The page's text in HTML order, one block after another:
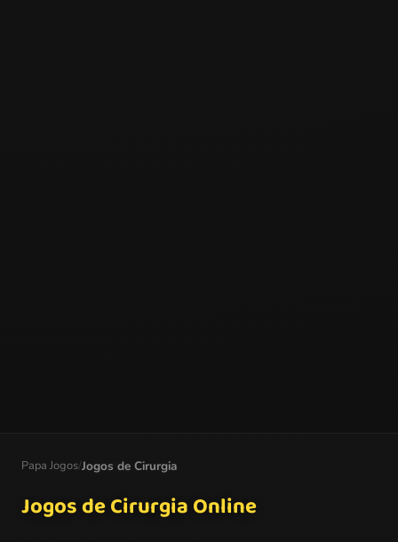
Papa Jogos/Jogos de Cirurgia
Jogos de Cirurgia Online